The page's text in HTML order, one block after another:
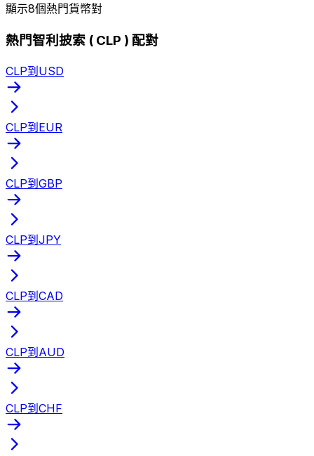
顯示8個熱門貨幣對
熱門智利披索 ( CLP ) 配對
CLP到USD
CLP到EUR
CLP到GBP
CLP到JPY
CLP到CAD
CLP到AUD
CLP到CHF